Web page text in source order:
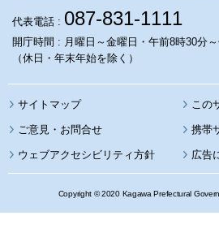
代表電話 : 087-831-1111
開庁時間 : 月曜日～金曜日・午前8時30分
（休日・年末年始を除く）
サイトマップ この
携帯
ウェブアクセシビリティ方針 広告
Copyright © 2020 Kagawa Prefectural